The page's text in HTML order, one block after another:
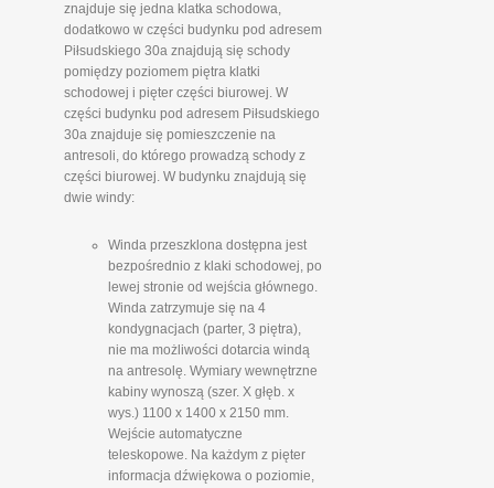
znajduje się jedna klatka schodowa,
dodatkowo w części budynku pod adresem
Piłsudskiego 30a znajdują się schody
pomiędzy poziomem piętra klatki
schodowej i pięter części biurowej. W
części budynku pod adresem Piłsudskiego
30a znajduje się pomieszczenie na
antresoli, do którego prowadzą schody z
części biurowej. W budynku znajdują się
dwie windy:
Winda przeszklona dostępna jest
bezpośrednio z klaki schodowej, po
lewej stronie od wejścia głównego.
Winda zatrzymuje się na 4
kondygnacjach (parter, 3 piętra),
nie ma możliwości dotarcia windą
na antresolę. Wymiary wewnętrzne
kabiny wynoszą (szer. X głęb. x
wys.) 1100 x 1400 x 2150 mm.
Wejście automatyczne
teleskopowe. Na każdym z pięter
informacja dźwiękowa o poziomie,